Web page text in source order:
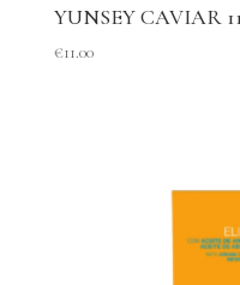
YUNSEY CAVIAR
€11.00